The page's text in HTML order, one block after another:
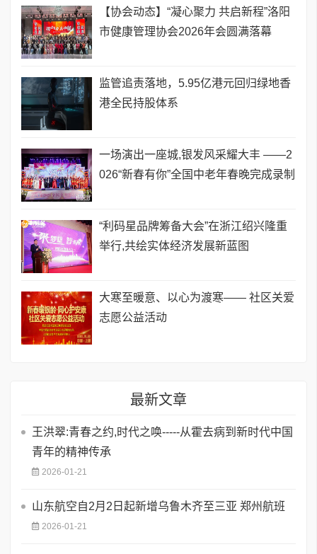
【协会动态】“凝心聚力 共启新程”洛阳
市健康管理协会2026年会圆满落幕
监管追责落地，5.95亿港元回归绿地香
港全民持股体系
一场演出一座城,银发风采耀大丰 ——2
026“新春有你”全国中老年春晚完成录制
​“利码星品牌筹备大会”在浙江绍兴隆重
举行,共绘实体经济发展新蓝图
​大寒至暖意、以心为渡寒—— 社区关爱
志愿公益活动
最新文章
王洪翠:青春之约,时代之唤-----从霍去病到新时代中国
青年的精神传承
2026-01-21
山东航空自2月2日起新增乌鲁木齐至三亚 郑州航班
2026-01-21